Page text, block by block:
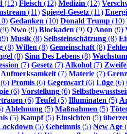
(12) Fleisch (12) Medizin (12)
(11) Spiegel-Gesetz (11)
Gedanken (10) Donald Trump (10)
Nwo (9) Blockaden (9) Q Anon (9)
(9) Musik (8) Selbsteinschätzung (8)
(8) Willen (8) Gemeinschaft(8)
(8) Sinn Des Lebens (8) Wachstum
(7) Gesetz (7) Alkohol (7)
Aufmerksamkeit(7) Materie (7)
(6) Promis (6) Gegenwart(6) Lüge (6)
(6) Vorstellung (6)
(6) Teufel (5) Illuminaten (5)
Ablehnung (5) Maßnahmen (5)
(5) Kampf(5) Einsichten (5)
(5) Geheimnis (5) New Age